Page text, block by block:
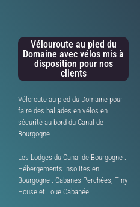
Vélouroute au pied du
Domaine avec vélos mis à
disposition pour nos
clients
Véloroute au pied du Domaine pour
faire des ballades en vélos en
sécurité au bord du Canal de
Bourgogne
Les Lodges du Canal de Bourgogne :
Hébergements insolites en
Bourgogne : Cabanes Perchées, Tiny
House et Toue Cabanée